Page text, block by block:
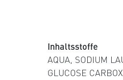
Inhaltsstoffe
AQUA, SODIUM
GLUCOSE